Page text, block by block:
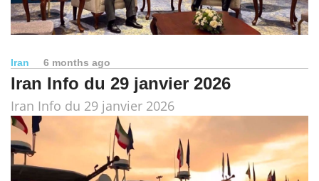
Iran 6 months ago
Iran Info du 29 janvier 2026
Iran Info du 29 janvier 2026